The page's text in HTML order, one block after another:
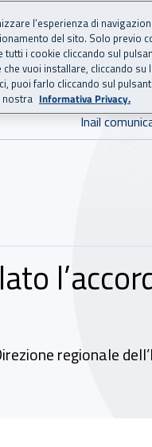
per
Inail
regionale
l’esperienza di
del sito. Solo previo
i cookie cliccando sul
vuoi installare, cliccando su
farlo cliccando sul pulsante
nostra Informativa Privacy.